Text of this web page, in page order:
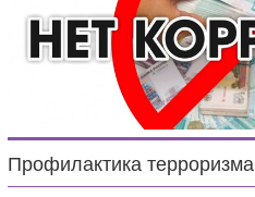
Профилактика терроризма